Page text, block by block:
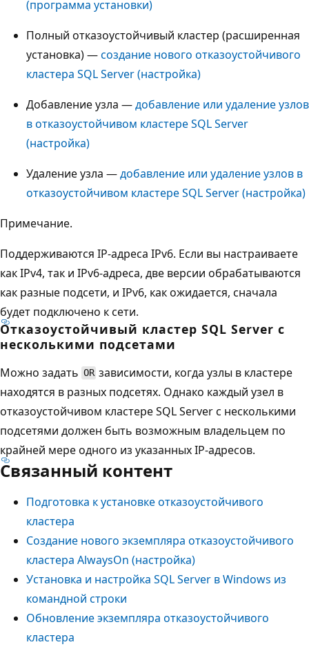
(программа установки)
Полный отказоустойчивый кластер (расширенная
установка) —создание нового отказоустойчивого
кластера SQL Server (настройка)
Добавление узла —добавление или удаление узлов
в отказоустойчивом кластере SQL Server
(настройка)
Удаление узла —добавление или удаление узлов в
отказоустойчивом кластере SQL Server (настройка)
Примечание.
Поддерживаются IP-адреса IPv6. Если вы настраиваете
как IPv4, так и IPv6-адреса, две версии обрабатываются
как разные подсети, и IPv6, как ожидается, сначала
будет подключено к сети.
Отказоустойчивый кластер SQL Server с
несколькими подсетами
Можно задать OR зависимости, когда узлы в кластере
находятся в разных подсетях. Однако каждый узел в
отказоустойчивом кластере SQL Server с несколькими
подсетями должен быть возможным владельцем по
крайней мере одного из указанных IP-адресов.
Связанный контент
Подготовка к установке отказоустойчивого
кластера
Создание нового экземпляра отказоустойчивого
кластера AlwaysOn (настройка)
Установка и настройка SQL Server в Windows из
командной строки
Обновление экземпляра отказоустойчивого
кластера